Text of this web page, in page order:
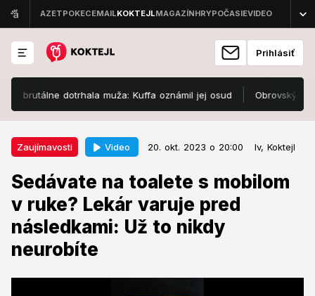
Prihlásiť
dotrhala muža: Kuffa oznámil jej osud Obrovský žiaľ: Sara
Zaujímavosti Video 20. okt. 2023 o 20:00 lv, Koktejl
Sedávate na toalete s mobilom
v ruke? Lekár varuje pred
následkami: Už to nikdy
neurobíte
Zaujímavosti 20. okt. 2023 o 20:00
Sedávate na toalete s mobilom v
ruke? Lekár varuje pred
následkami: Už to nikdy neurobíte
Na mobil zabudnite.